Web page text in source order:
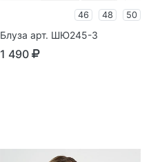
46 48 50
Блуза арт. ШЮ245-3
1 490